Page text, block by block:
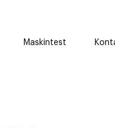
Maskintest